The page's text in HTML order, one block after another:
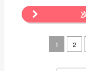
1 2